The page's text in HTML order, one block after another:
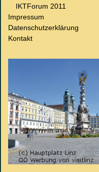
IKTForum 2011
Impressum
Datenschutzerklärung
Kontakt